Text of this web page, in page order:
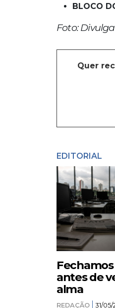
BLOCO
Foto:
Quer
EDITORIAL
antes de
alma
REDAÇÃO 31/05/